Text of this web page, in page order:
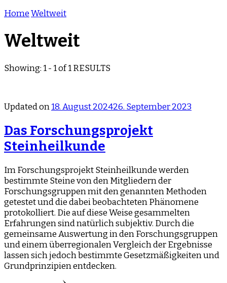
HomeWeltweit
Weltweit
Showing: 1 - 1 of 1 RESULTS
Updated on18. August 202426. September 2023
Das Forschungsprojekt
Steinheilkunde
Im Forschungsprojekt Steinheilkunde werden
bestimmte Steine von den Mitgliedern der
Forschungsgruppen mit den genannten Methoden
getestet und die dabei beobachteten Phänomene
protokolliert. Die auf diese Weise gesammelten
Erfahrungen sind natürlich subjektiv. Durch die
gemeinsame Auswertung in den Forschungsgruppen
und einem überregionalen Vergleich der Ergebnisse
lassen sich jedoch bestimmte Gesetzmäßigkeiten und
Grundprinzipien entdecken.